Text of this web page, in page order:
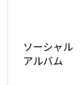
ソーシャル
アルバム